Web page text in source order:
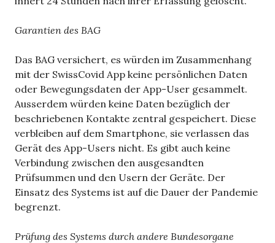
Garantien des BAG
Das BAG versichert, es würden im Zusammenhang
mit der SwissCovid App keine persönlichen Daten
oder Bewegungsdaten der App-User gesammelt.
Ausserdem würden keine Daten bezüglich der
beschriebenen Kontakte zentral gespeichert. Diese
verbleiben auf dem Smartphone, sie verlassen das
Gerät des App-Users nicht. Es gibt auch keine
Verbindung zwischen den ausgesandten
Prüfsummen und den Usern der Geräte. Der
Einsatz des Systems ist auf die Dauer der Pandemie
begrenzt.
Prüfung des Systems durch andere Bundesorgane